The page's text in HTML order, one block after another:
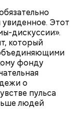
Этот
дискуссии».
который
фонду
о
пульса
людей